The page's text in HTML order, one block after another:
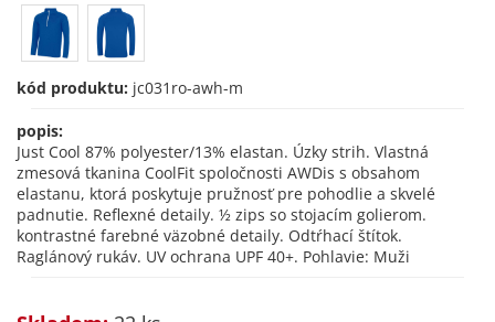
kód produktu: jc031ro-awh-m
popis:
Just Cool 87% polyester/13% elastan. Úzky strih. Vlastná
zmesová tkanina CoolFit spoločnosti AWDis s obsahom
elastanu, ktorá poskytuje pružnosť pre pohodlie a skvelé
padnutie. Reflexné detaily. ½ zips so stojacím golierom.
kontrastné farebné väzobné detaily. Odtŕhací štítok.
Raglánový rukáv. UV ochrana UPF 40+. Pohlavie: Muži